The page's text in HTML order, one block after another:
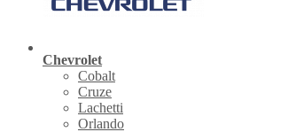
Chevrolet
Cobalt
Cruze
Lachetti
Orlando